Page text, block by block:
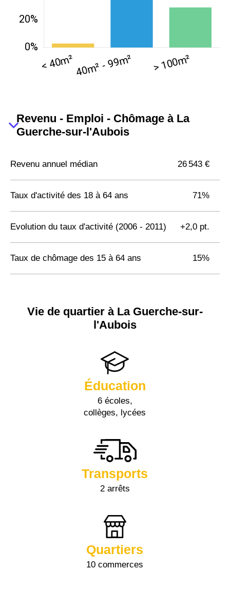
Revenu - Emploi - Chômage à La
Guerche-sur-l'Aubois
Revenu annuel médian 26 543 €
Taux d'activité des 18 à 64 ans 71%
Evolution du taux d'activité (2006 - 2011) +2,0 pt.
Taux de chômage des 15 à 64 ans 15%
Vie de quartier à La Guerche-sur-
l'Aubois
Éducation
6 écoles,
collèges, lycées
Transports
2 arrêts
Quartiers
10 commerces